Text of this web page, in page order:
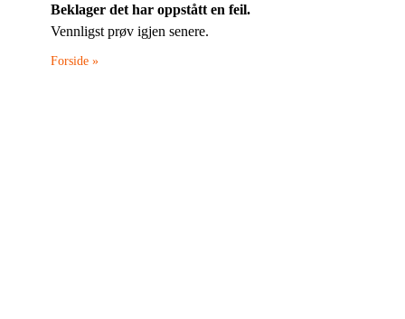
Beklager det har oppstått en feil.
Vennligst prøv igjen senere.
Forside »